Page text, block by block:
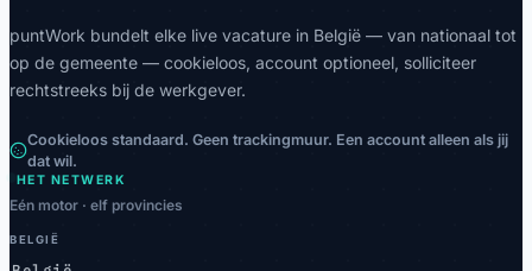
puntWork bundelt elke live vacature in België — van nationaal tot
op de gemeente — cookieloos, account optioneel, solliciteer
rechtstreeks bij de werkgever.
Cookieloos standaard. Geen trackingmuur. Een account alleen als jij
dat wil.
HET NETWERK
Eén motor · elf provincies
BELGIË